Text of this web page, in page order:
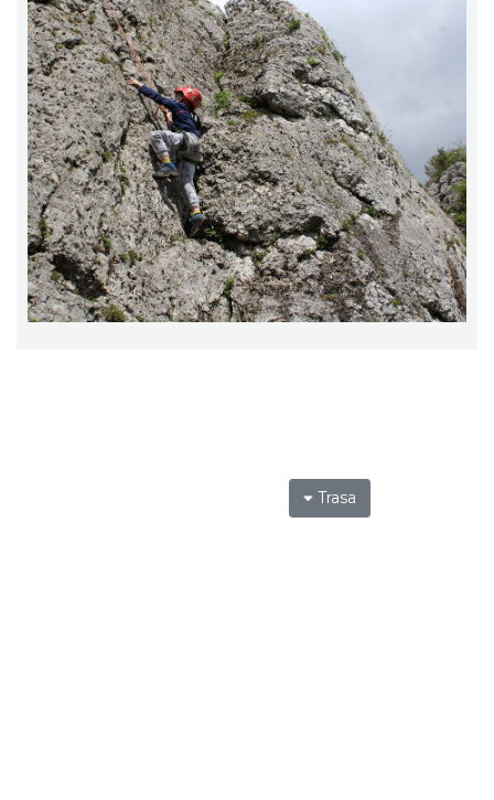
Trasa